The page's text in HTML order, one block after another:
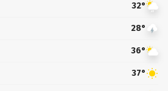
32°
28°
36°
37°